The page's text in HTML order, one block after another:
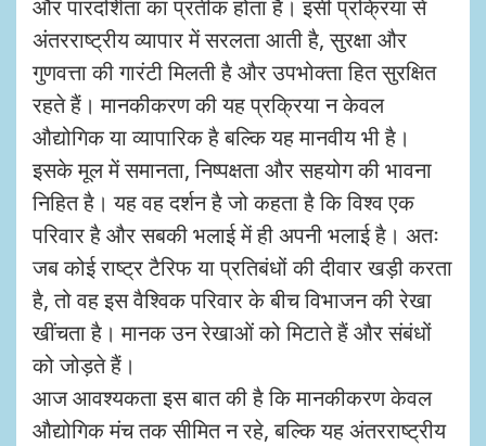
और पारदर्शिता का प्रतीक होता है। इसी प्रक्रिया से
अंतरराष्ट्रीय व्यापार में सरलता आती है, सुरक्षा और
गुणवत्ता की गारंटी मिलती है और उपभोक्ता हित सुरक्षित
रहते हैं। मानकीकरण की यह प्रक्रिया न केवल
औद्योगिक या व्यापारिक है बल्कि यह मानवीय भी है।
इसके मूल में समानता, निष्पक्षता और सहयोग की भावना
निहित है। यह वह दर्शन है जो कहता है कि विश्व एक
परिवार है और सबकी भलाई में ही अपनी भलाई है। अतः
जब कोई राष्ट्र टैरिफ या प्रतिबंधों की दीवार खड़ी करता
है, तो वह इस वैश्विक परिवार के बीच विभाजन की रेखा
खींचता है। मानक उन रेखाओं को मिटाते हैं और संबंधों
को जोड़ते हैं।
आज आवश्यकता इस बात की है कि मानकीकरण केवल
औद्योगिक मंच तक सीमित न रहे, बल्कि यह अंतरराष्ट्रीय